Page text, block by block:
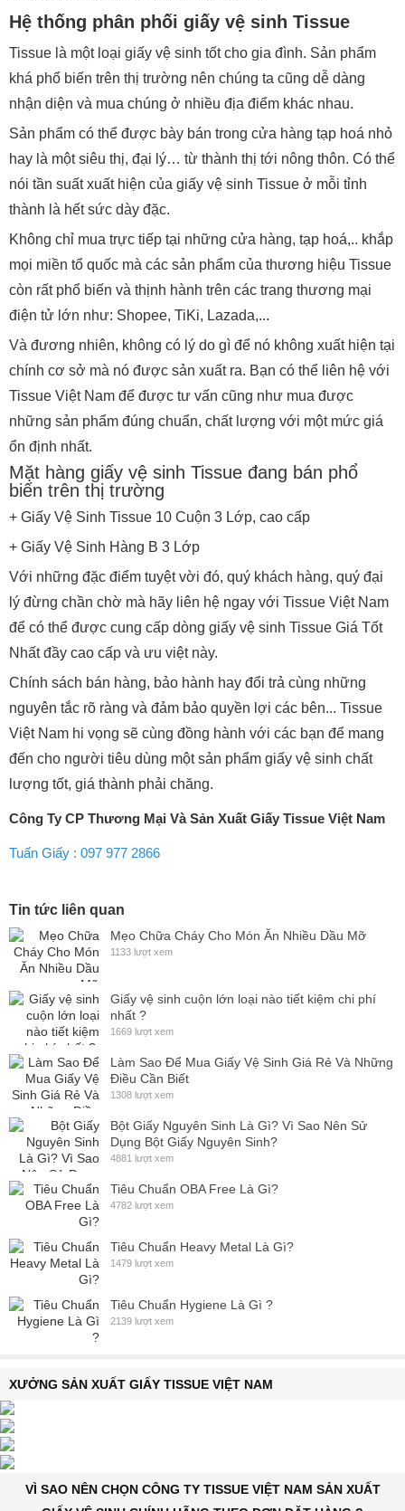
Hệ thống phân phối giấy vệ sinh Tissue
Tissue là một loại giấy vệ sinh tốt cho gia đình. Sản phẩm
khá phổ biến trên thị trường nên chúng ta cũng dễ dàng
nhận diện và mua chúng ở nhiều địa điểm khác nhau.
Sản phẩm có thể được bày bán trong cửa hàng tạp hoá nhỏ
hay là một siêu thị, đại lý… từ thành thị tới nông thôn. Có thể
nói tần suất xuất hiện của giấy vệ sinh Tissue ở mỗi tỉnh
thành là hết sức dày đặc.
Không chỉ mua trực tiếp tại những cửa hàng, tạp hoá,.. khắp
mọi miền tổ quốc mà các sản phẩm của thương hiệu Tissue
còn rất phổ biến và thịnh hành trên các trang thương mại
điện tử lớn như: Shopee, TiKi, Lazada,...
Và đương nhiên, không có lý do gì để nó không xuất hiện tại
chính cơ sở mà nó được sản xuất ra. Bạn có thể liên hệ với
Tissue Việt Nam để được tư vấn cũng như mua được
những sản phẩm đúng chuẩn, chất lượng với một mức giá
ổn định nhất.
Mặt hàng giấy vệ sinh Tissue đang bán phổ
biến trên thị trường
+ Giấy Vệ Sinh Tissue 10 Cuộn 3 Lớp, cao cấp
+ Giấy Vệ Sinh Hàng B 3 Lớp
Với những đặc điểm tuyệt vời đó, quý khách hàng, quý đại
lý đừng chần chờ mà hãy liên hệ ngay với Tissue Việt Nam
để có thể được cung cấp dòng giấy vệ sinh Tissue Giá Tốt
Nhất đầy cao cấp và ưu việt này.
Chính sách bán hàng, bảo hành hay đổi trả cùng những
nguyên tắc rõ ràng và đảm bảo quyền lợi các bên... Tissue
Việt Nam hi vọng sẽ cùng đồng hành với các bạn để mang
đến cho người tiêu dùng một sản phẩm giấy vệ sinh chất
lượng tốt, giá thành phải chăng.
Công Ty CP Thương Mại Và Sản Xuất Giấy Tissue Việt Nam
Tuấn Giấy : 097 977 2866
Tin tức liên quan
Mẹo Chữa Cháy Cho Món Ăn Nhiều Dầu Mỡ
1133 lượt xem
Giấy vệ sinh cuộn lớn loại nào tiết kiệm chi phí
nhất ?
1669 lượt xem
Làm Sao Để Mua Giấy Vệ Sinh Giá Rẻ Và Những
Điều Cần Biết
1308 lượt xem
Bột Giấy Nguyên Sinh Là Gì? Vì Sao Nên Sử
Dụng Bột Giấy Nguyên Sinh?
4881 lượt xem
Tiêu Chuẩn OBA Free Là Gì?
4782 lượt xem
Tiêu Chuẩn Heavy Metal Là Gì?
1479 lượt xem
Tiêu Chuẩn Hygiene Là Gì ?
2139 lượt xem
XƯỞNG SẢN XUẤT GIẤY TISSUE VIỆT NAM
VÌ SAO NÊN CHỌN CÔNG TY TISSUE VIỆT NAM SẢN XUẤT